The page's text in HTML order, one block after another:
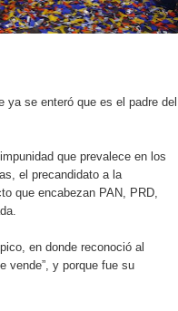
ya se enteró que es el padre del
que prevalece en los
el precandidato a la
que encabezan PAN, PRD,
en donde reconoció al
vende”, y porque fue su